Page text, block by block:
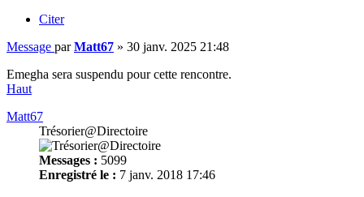
Citer
Message parMatt67 » 30 janv. 2025 21:48
Emegha sera suspendu pour cette rencontre.
Haut
Matt67
Trésorier@Directoire
Messages : 5099
Enregistré le : 7 janv. 2018 17:46